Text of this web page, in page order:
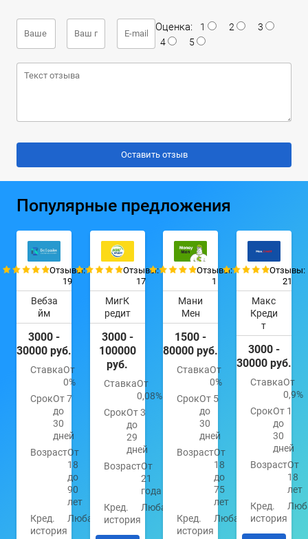
Оценка: 1 2
3
4
5
Популярные предложения
Отзывы:
19
Вебза
йм
3000 -
30000 руб.
СтавкаОт
0%
СрокОт 7
до
30
дней
ВозрастОт
18
до
90
лет
Кред.
история
Любая
Отзывы:
17
МигК
редит
3000 -
100000
руб.
СтавкаОт
0,08%
СрокОт 3
до
29
дней
ВозрастОт
21
года
Кред.
история
Любая
Отзывы:
1
Мани
Мен
1500 -
80000 руб.
СтавкаОт
0%
СрокОт 5
до
30
дней
ВозрастОт
18
до
75
лет
Кред.
история
Любая
Отзывы:
21
Макс
Креди
т
3000 -
30000 руб.
СтавкаОт
0,9%
СрокОт 1
до
30
дней
ВозрастОт
18
лет
Кред.
история